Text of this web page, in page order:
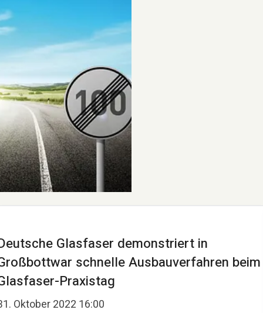
Glasfaser demonstriert in
schnelle Ausbauverfahren beim
Praxistag
Oktober 2022 16:00